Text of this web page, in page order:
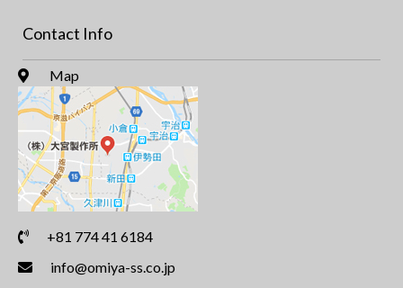
Contact Info
Map
+81 774 41 6184
info@omiya-ss.co.jp